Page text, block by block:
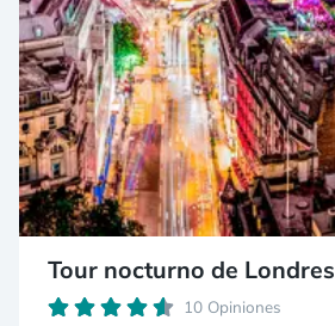
Tour nocturno de Londres
10 Opiniones